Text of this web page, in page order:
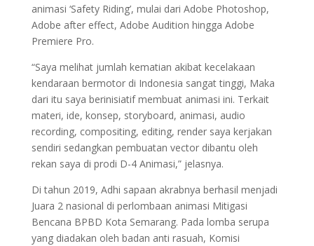
animasi ‘Safety Riding’, mulai dari Adobe Photoshop,
Adobe after effect, Adobe Audition hingga Adobe
Premiere Pro.
“Saya melihat jumlah kematian akibat kecelakaan
kendaraan bermotor di Indonesia sangat tinggi, Maka
dari itu saya berinisiatif membuat animasi ini. Terkait
materi, ide, konsep, storyboard, animasi, audio
recording, compositing, editing, render saya kerjakan
sendiri sedangkan pembuatan vector dibantu oleh
rekan saya di prodi D-4 Animasi,” jelasnya.
Di tahun 2019, Adhi sapaan akrabnya berhasil menjadi
Juara 2 nasional di perlombaan animasi Mitigasi
Bencana BPBD Kota Semarang. Pada lomba serupa
yang diadakan oleh badan anti rasuah, Komisi